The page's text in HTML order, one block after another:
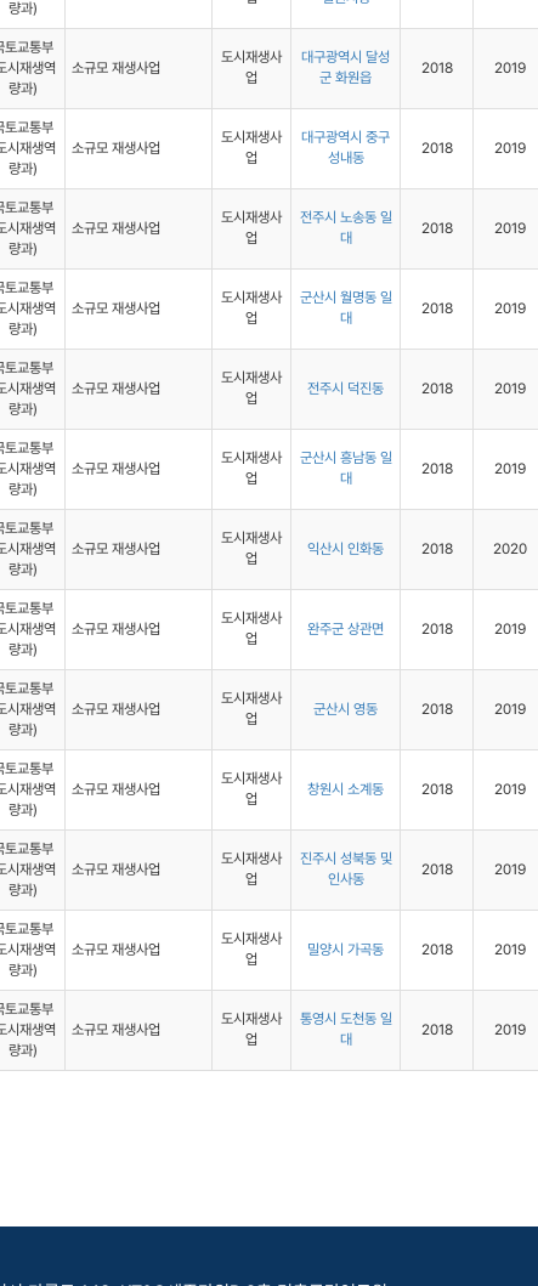
량과)
토교통부
시재생역
량과)
소규모 재생사업
도시재생사
업
대구광역시 달성
군 화원읍
2018 2019
토교통부
시재생역
량과)
소규모 재생사업
도시재생사
업
대구광역시 중구
성내동
2018 2019
토교통부
시재생역
량과)
소규모 재생사업
도시재생사
업
전주시 노송동 일
대
2018 2019
토교통부
시재생역
량과)
소규모 재생사업
도시재생사
업
군산시 월명동 일
대
2018 2019
토교통부
시재생역
량과)
소규모 재생사업
도시재생사
업
전주시 덕진동 2018 2019
토교통부
시재생역
량과)
소규모 재생사업
도시재생사
업
군산시 흥남동 일
대
2018 2019
토교통부
시재생역
량과)
소규모 재생사업
도시재생사
업
익산시 인화동 2018 2020
토교통부
시재생역
량과)
소규모 재생사업
도시재생사
업
완주군 상관면 2018 2019
토교통부
시재생역
량과)
소규모 재생사업
도시재생사
업
군산시 영동 2018 2019
토교통부
시재생역
량과)
소규모 재생사업
도시재생사
업
창원시 소계동 2018 2019
토교통부
시재생역
량과)
소규모 재생사업
도시재생사
업
진주시 성북동 및
인사동
2018 2019
토교통부
시재생역
량과)
소규모 재생사업
도시재생사
업
밀양시 가곡동 2018 2019
토교통부
시재생역
량과)
소규모 재생사업
도시재생사
업
통영시 도천동 일
대
2018 2019